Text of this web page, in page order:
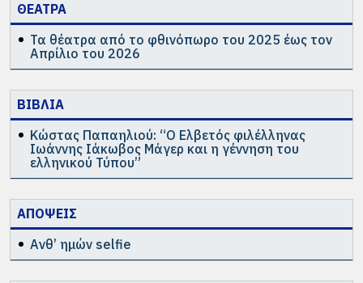
ΘΕΑΤΡΑ
Τα θέατρα από το φθινόπωρο του 2025 έως τον
Απρίλιο του 2026
ΒΙΒΛΙΑ
Κώστας Παπαηλιού: “Ο Ελβετός φιλέλληνας
Ιωάννης Ιάκωβος Μάγερ και η γέννηση του
ελληνικού Τύπου”
ΑΠΟΨΕΙΣ
Ανθ’ ημών selfie